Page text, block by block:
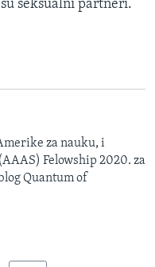
seksualni partneri.
za nauku, i
Felowship 2020. za
Quantum of